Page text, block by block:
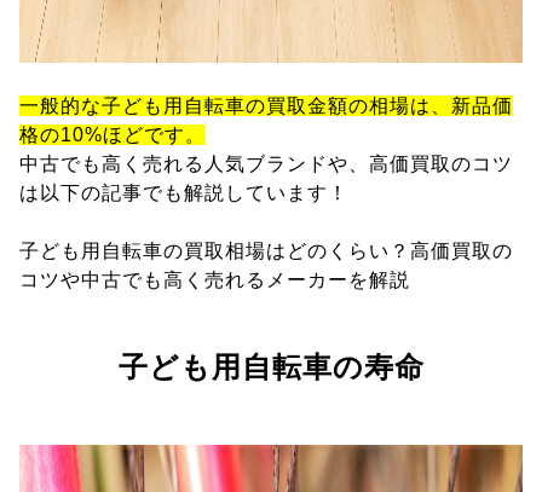
一般的な子ども用自転車の買取金額の相場は、新品価
格の10%ほどです。
中古でも高く売れる人気ブランドや、高価買取のコツ
は以下の記事でも解説しています！
子ども用自転車の買取相場はどのくらい？高価買取の
コツや中古でも高く売れるメーカーを解説
子ども用自転車の寿命